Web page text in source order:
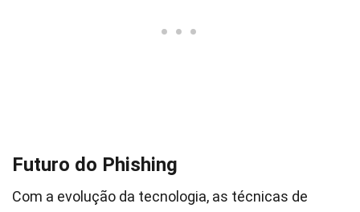
Futuro do Phishing
Com a evolução da tecnologia, as técnicas de